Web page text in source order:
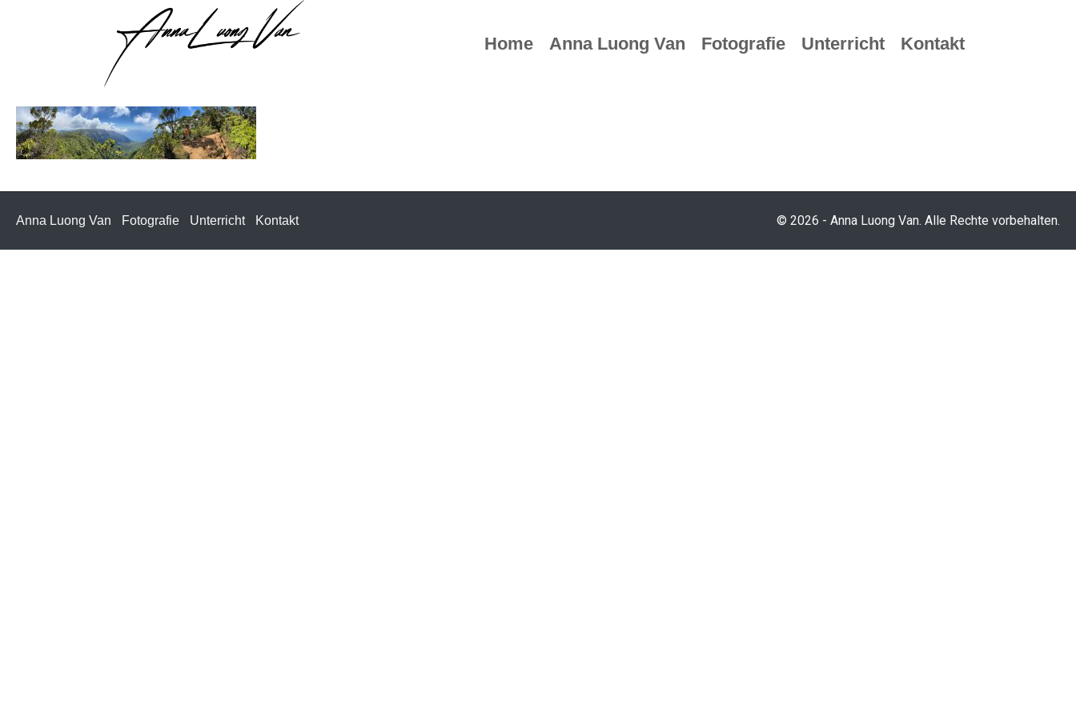
Home Anna Luong Van Fotografie Unterricht Kontakt
Anna Luong Van Fotografie Unterricht Kontakt © 2026 - Anna Luong Van. Alle Rechte vorbehalten.